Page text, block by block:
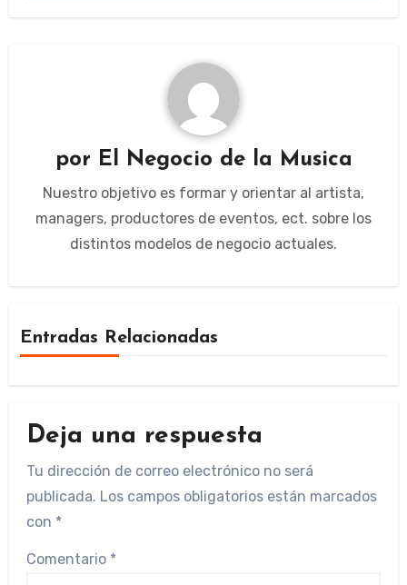
por El Negocio de la Musica
Nuestro objetivo es formar y orientar al artista,
managers, productores de eventos, ect. sobre los
distintos modelos de negocio actuales.
Entradas Relacionadas
Deja una respuesta
Tu dirección de correo electrónico no será
publicada. Los campos obligatorios están marcados
con *
Comentario *